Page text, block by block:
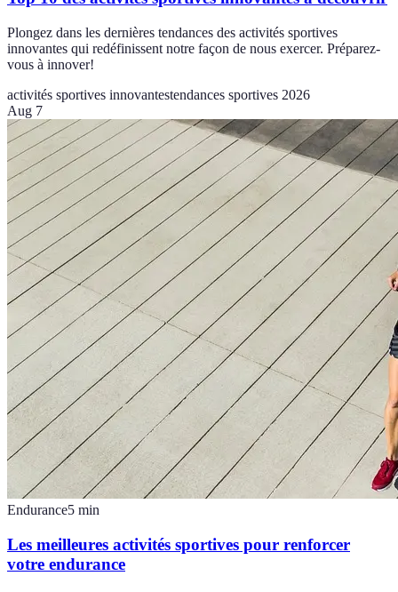
Plongez dans les dernières tendances des activités sportives
innovantes qui redéfinissent notre façon de nous exercer. Préparez-
vous à innover!
activités sportives innovantestendances sportives 2026
Aug 7
Endurance5 min
Les meilleures activités sportives pour renforcer
votre endurance